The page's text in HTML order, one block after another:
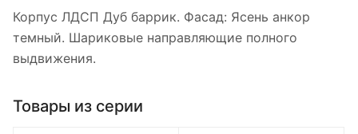
Корпус ЛДСП Дуб баррик. Фасад: Ясень анкор
темный. Шариковые направляющие полного
выдвижения.
Товары из серии